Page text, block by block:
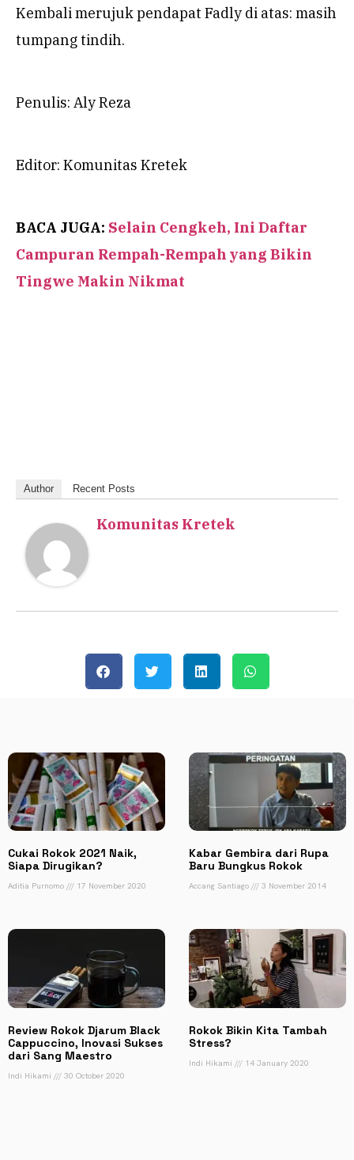
Kembali merujuk pendapat Fadly di atas: masih
tumpang tindih.
Penulis: Aly Reza
Editor: Komunitas Kretek
BACA JUGA: Selain Cengkeh, Ini Daftar
Campuran Rempah-Rempah yang Bikin
Tingwe Makin Nikmat
Author Recent Posts
Komunitas Kretek
Cukai Rokok 2021 Naik,
Siapa Dirugikan?
Aditia Purnomo 17 November 2020
Kabar Gembira dari Rupa
Baru Bungkus Rokok
Accang Santiago 3 November 2014
Review Rokok Djarum Black
Cappuccino, Inovasi Sukses
dari Sang Maestro
Indi Hikami 30 October 2020
Rokok Bikin Kita Tambah
Stress?
Indi Hikami 14 January 2020